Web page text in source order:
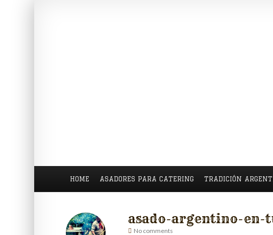
HOME ASADORES PARA CATERING TRADICIÓN
asado-argentino-en-
No comments